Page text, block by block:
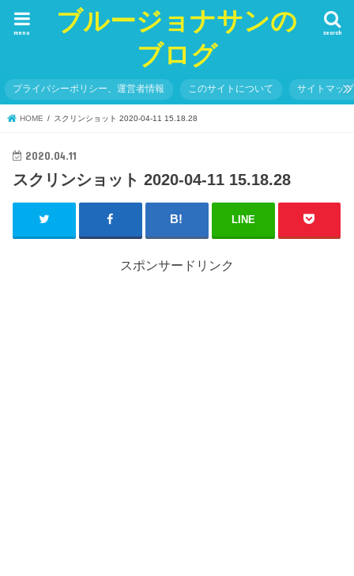
ブルージョナサンの
ブログ
search
menu
プライバシーポリシー、運営者情報 このサイトについて サイトマップ
HOME スクリンショット 2020-04-11 15.18.28
2020.04.11
スクリンショット 2020-04-11 15.18.28
LINE
スポンサードリンク